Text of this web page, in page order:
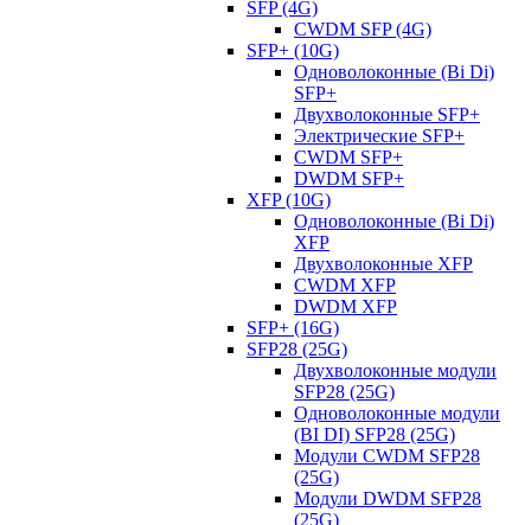
SFP (4G)
CWDM SFP (4G)
SFP+ (10G)
Одноволоконные (Bi Di)
SFP+
Двухволоконные SFP+
Электрические SFP+
CWDM SFP+
DWDM SFP+
XFP (10G)
Одноволоконные (Bi Di)
XFP
Двухволоконные XFP
CWDM XFP
DWDM XFP
SFP+ (16G)
SFP28 (25G)
Двухволоконные модули
SFP28 (25G)
Одноволоконные модули
(BI DI) SFP28 (25G)
Модули CWDM SFP28
(25G)
Модули DWDM SFP28
(25G)